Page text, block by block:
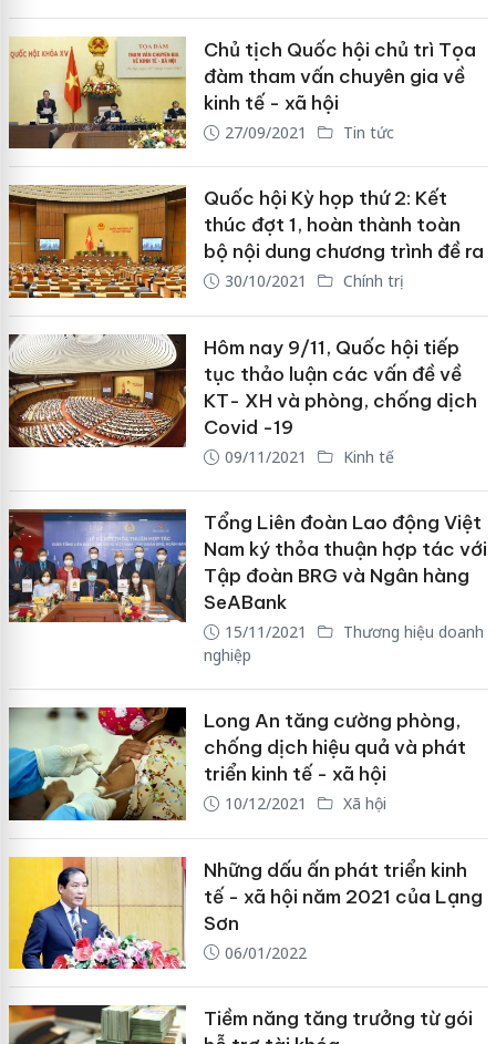
Chủ tịch Quốc hội chủ trì Tọa
đàm tham vấn chuyên gia về
kinh tế - xã hội
27/09/2021 Tin tức
Quốc hội Kỳ họp thứ 2: Kết
thúc đợt 1, hoàn thành toàn
bộ nội dung chương trình đề ra
30/10/2021 Chính trị
Hôm nay 9/11, Quốc hội tiếp
tục thảo luận các vấn đề về
KT- XH và phòng, chống dịch
Covid -19
09/11/2021 Kinh tế
Tổng Liên đoàn Lao động Việt
Nam ký thỏa thuận hợp tác với
Tập đoàn BRG và Ngân hàng
SeABank
15/11/2021
Thương hiệu doanh
nghiệp
Long An tăng cường phòng,
chống dịch hiệu quả và phát
triển kinh tế - xã hội
10/12/2021 Xã hội
Những dấu ấn phát triển kinh
tế - xã hội năm 2021 của Lạng
Sơn
06/01/2022
Tiềm năng tăng trưởng từ gói